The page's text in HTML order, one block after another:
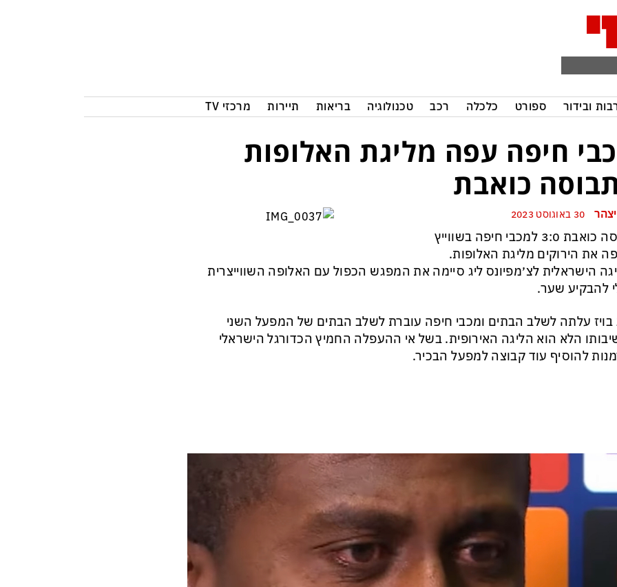
ובידור ספורט כלכלה רכב טכנולוגיה בריאות תיירות מרכזי TV
חיפה עפה מליגת האלופות
כואבת
תבוסה כואבת 3:0 למכבי חיפה בשווייץ
את הירוקים מליגת האלופות.
הישראלית לצ׳מפיונס ליג סיימה את המפגש הכפול עם האלופה השווייצרית
להבקיע שער.
בויז עלתה לשלב הבתים ומכבי חיפה עוברת לשלב הבתים של המפעל השני
הלא הוא הליגה האירופית. בשל אי ההעפלה החמיץ הכדורגל הישראלי
להוסיף עוד קבוצה למפעל הבכיר.